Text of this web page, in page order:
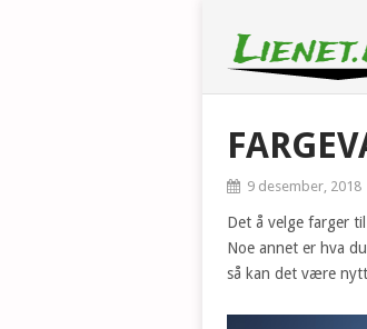
9 desember, 2018
Det å velge farger
Noe annet er hva
så kan det være